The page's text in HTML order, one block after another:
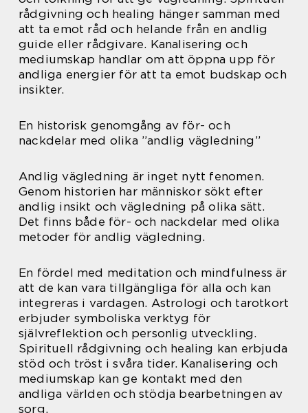
rådgivning och healing hänger samman med
att ta emot råd och helande från en andlig
guide eller rådgivare. Kanalisering och
mediumskap handlar om att öppna upp för
andliga energier för att ta emot budskap och
insikter.
En historisk genomgång av för- och
nackdelar med olika ”andlig vägledning”
Andlig vägledning är inget nytt fenomen.
Genom historien har människor sökt efter
andlig insikt och vägledning på olika sätt.
Det finns både för- och nackdelar med olika
metoder för andlig vägledning.
En fördel med meditation och mindfulness är
att de kan vara tillgängliga för alla och kan
integreras i vardagen. Astrologi och tarotkort
erbjuder symboliska verktyg för
självreflektion och personlig utveckling.
Spirituell rådgivning och healing kan erbjuda
stöd och tröst i svåra tider. Kanalisering och
mediumskap kan ge kontakt med den
andliga världen och stödja bearbetningen av
sorg.